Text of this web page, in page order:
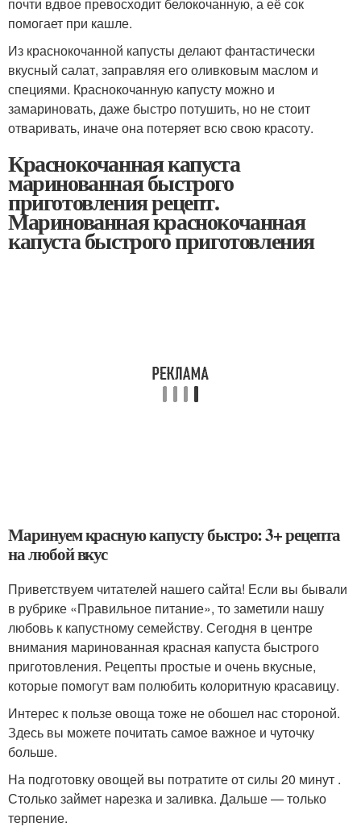
помогает при кашле.
Из краснокочанной капусты делают фантастически
вкусный салат, заправляя его оливковым маслом и
специями. Краснокочанную капусту можно и
замариновать, даже быстро потушить, но не стоит
отваривать, иначе она потеряет всю свою красоту.
Краснокочанная капуста
маринованная быстрого
приготовления рецепт.
Маринованная краснокочанная
капуста быстрого приготовления
Маринуем красную капусту быстро: 3+ рецепта
на любой вкус
Приветствуем читателей нашего сайта! Если вы бывали
в рубрике «Правильное питание», то заметили нашу
любовь к капустному семейству. Сегодня в центре
внимания маринованная красная капуста быстрого
приготовления. Рецепты простые и очень вкусные,
которые помогут вам полюбить колоритную красавицу.
Интерес к пользе овоща тоже не обошел нас стороной.
Здесь вы можете почитать самое важное и чуточку
больше.
На подготовку овощей вы потратите от силы 20 минут .
Столько займет нарезка и заливка. Дальше — только
терпение.